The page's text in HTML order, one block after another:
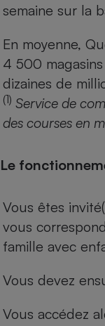
semaine sur la
En moyenne,
4 500
dizaines de
(1) Service de
des courses en
Le
Vous êtes
vous
famille avec
Vous devez
Vous accédez